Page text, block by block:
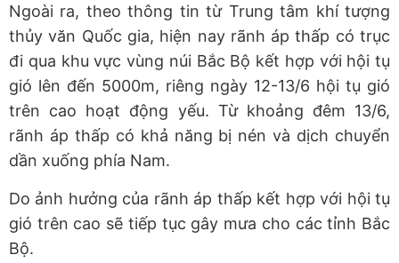
Ngoài ra, theo thông tin từ Trung tâm khí tượng
thủy văn Quốc gia, hiện nay rãnh áp thấp có trục
đi qua khu vực vùng núi Bắc Bộ kết hợp với hội tụ
gió lên đến 5000m, riêng ngày 12-13/6 hội tụ gió
trên cao hoạt động yếu. Từ khoảng đêm 13/6,
rãnh áp thấp có khả năng bị nén và dịch chuyển
dần xuống phía Nam.
Do ảnh hưởng của rãnh áp thấp kết hợp với hội tụ
gió trên cao sẽ tiếp tục gây mưa cho các tỉnh Bắc
Bộ.